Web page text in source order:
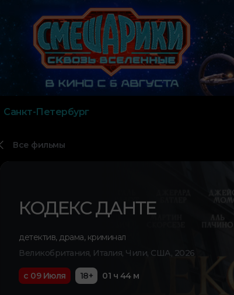
Санкт-Петербург
Все фильмы
КОДЕКС ДАНТЕ
детектив,драма,криминал
Великобритания, Италия, Чили, США, 2026
с 09 Июля 18+ 01 ч 44 м